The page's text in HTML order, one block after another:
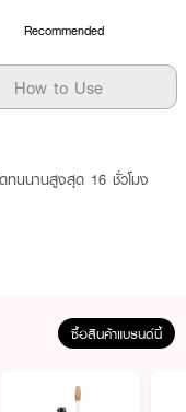
Recommended
How to Use
ทนนานสูงสุด 16 ชั่วโมง
ซื้อสินค้าแบรนด์นี้